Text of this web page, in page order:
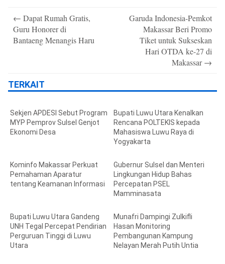
navigation
← Dapat Rumah Gratis,
Guru Honorer di
Bantaeng Menangis Haru
Garuda Indonesia-Pemkot
Makassar Beri Promo
Tiket untuk Sukseskan
Hari OTDA ke-27 di
Makassar→
TERKAIT
Sekjen APDESI Sebut Program
MYP Pemprov Sulsel Genjot
Ekonomi Desa
Bupati Luwu Utara Kenalkan
Rencana POLTEKIS kepada
Mahasiswa Luwu Raya di
Yogyakarta
Kominfo Makassar Perkuat
Pemahaman Aparatur
tentang Keamanan Informasi
Gubernur Sulsel dan Menteri
Lingkungan Hidup Bahas
Percepatan PSEL
Mamminasata
Bupati Luwu Utara Gandeng
UNH Tegal Percepat Pendirian
Perguruan Tinggi di Luwu
Utara
Munafri Dampingi Zulkifli
Hasan Monitoring
Pembangunan Kampung
Nelayan Merah Putih Untia